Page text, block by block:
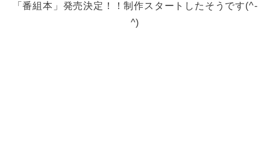
「番組本」発売決定！！制作スタートしたそうです(^-
^)